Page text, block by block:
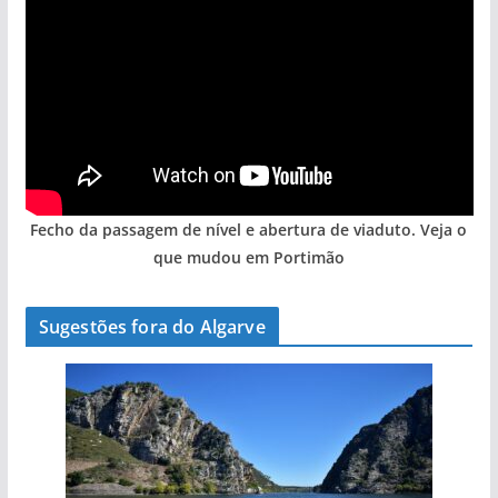
Fecho da passagem de nível e abertura de viaduto. Veja o
que mudou em Portimão
Sugestões fora do Algarve